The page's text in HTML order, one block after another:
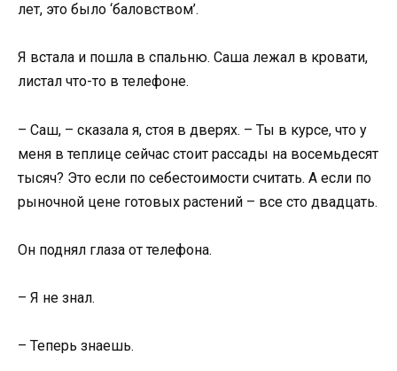
лет, это было ‘баловством’.
Я встала и пошла в спальню. Саша лежал в кровати,
листал что-то в телефоне.
– Саш, – сказала я, стоя в дверях. – Ты в курсе, что у
меня в теплице сейчас стоит рассады на восемьдесят
тысяч? Это если по себестоимости считать. А если по
рыночной цене готовых растений – все сто двадцать.
Он поднял глаза от телефона.
– Я не знал.
– Теперь знаешь.